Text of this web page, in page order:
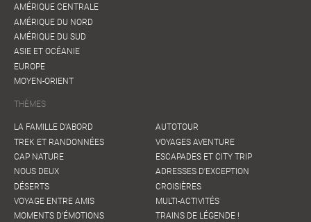
AMÉRIQUE CENTRALE
AMÉRIQUE DU NORD
AMÉRIQUE DU SUD
ASIE ET OCÉANIE
EUROPE
MOYEN-ORIENT
THÈMES
LA FAMILLE D'ABORD
TREK ET RANDONNÉES
CAP NATURE
NOUS DEUX
DÉSERTS
VOYAGE ENTRE AMIS
MOMENTS D'ÉMOTIONS
AUTOTOUR
VOYAGES AVENTURE
ESCAPADES ET CITY TRIP
ADRESSES D'EXCEPTION
CROISIÈRES
MULTI-ACTIVITÉS
TRAINS DE LÉGENDE !